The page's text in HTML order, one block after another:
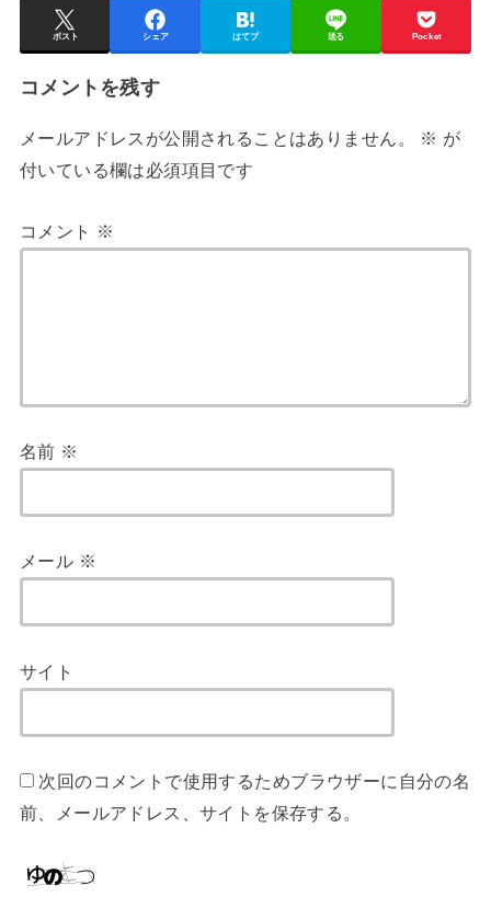
ポスト シェア はてブ 送る Pocket
コメントを残す
メールアドレスが公開されることはありません。 ※ が
付いている欄は必須項目です
コメント ※
名前 ※
メール ※
サイト
次回のコメントで使用するためブラウザーに自分の名
前、メールアドレス、サイトを保存する。